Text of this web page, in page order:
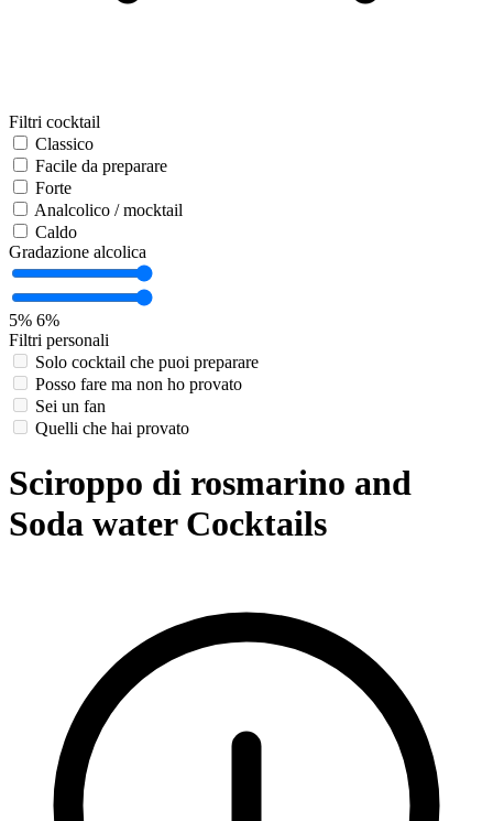
Filtri cocktail
Classico
Facile da preparare
Forte
Analcolico / mocktail
Caldo
Gradazione alcolica
5% 6%
Filtri personali
Solo cocktail che puoi preparare
Posso fare ma non ho provato
Sei un fan
Quelli che hai provato
Sciroppo di rosmarino and
Soda water Cocktails